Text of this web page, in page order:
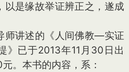
以是缘故举证辨正之，遂成
讲述的《人间佛教—实证
》已于2013年11月30日出
。本书的内容，系：